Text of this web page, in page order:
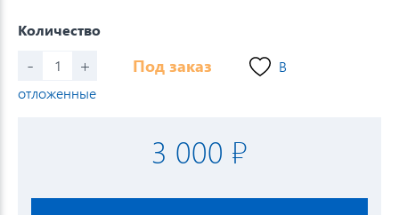
Количество
- + Под заказ
В
отложенные
3 000 ₽